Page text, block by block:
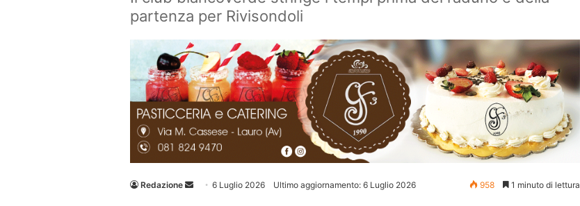
partenza per Rivisondoli
Redazione
Invia 6 Luglio 2026 Ultimo aggiornamento: 6 Luglio 2026 958 1 minuto di lettura